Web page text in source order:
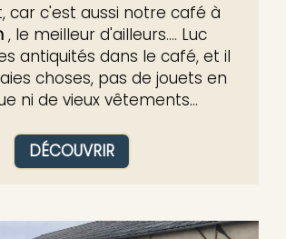
car c'est aussi notre café à
, le meilleur d'ailleurs.... Luc
antiquités dans le café, et il
choses, pas de jouets en
ni de vieux vêtements...
DÉCOUVRIR